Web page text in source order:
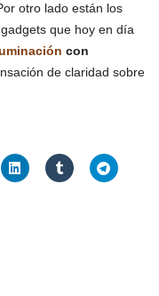
otro lado están los
que hoy en día
con
de claridad sobre